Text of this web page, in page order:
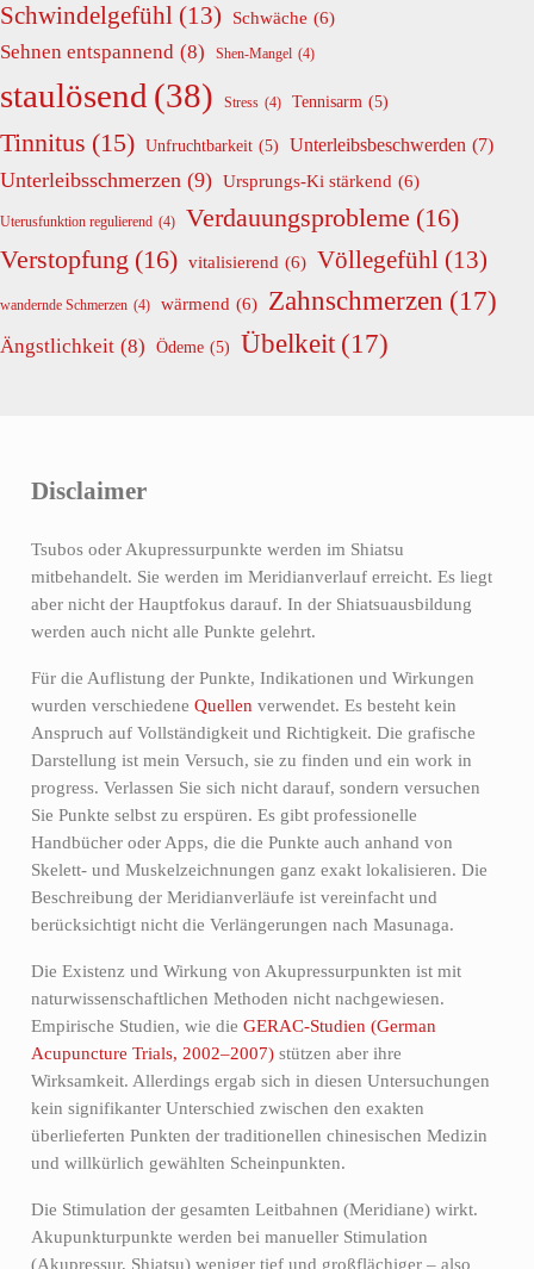
Schwindelgefühl (13) Schwäche (6)
Sehnen entspannend (8) Shen-Mangel (4)
staulösend (38) Stress (4) Tennisarm (5)
Tinnitus (15) Unfruchtbarkeit (5) Unterleibsbeschwerden (7)
Unterleibsschmerzen (9) Ursprungs-Ki stärkend (6)
Uterusfunktion regulierend (4) Verdauungsprobleme (16)
Verstopfung (16) vitalisierend (6) Völlegefühl (13)
wandernde Schmerzen (4) wärmend (6) Zahnschmerzen (17)
Ängstlichkeit (8) Ödeme (5) Übelkeit (17)
Disclaimer
Tsubos oder Akupressurpunkte werden im Shiatsu
mitbehandelt. Sie werden im Meridianverlauf erreicht. Es liegt
aber nicht der Hauptfokus darauf. In der Shiatsuausbildung
werden auch nicht alle Punkte gelehrt.
Für die Auflistung der Punkte, Indikationen und Wirkungen
wurden verschiedene Quellen verwendet. Es besteht kein
Anspruch auf Vollständigkeit und Richtigkeit. Die grafische
Darstellung ist mein Versuch, sie zu finden und ein work in
progress. Verlassen Sie sich nicht darauf, sondern versuchen
Sie Punkte selbst zu erspüren. Es gibt professionelle
Handbücher oder Apps, die die Punkte auch anhand von
Skelett- und Muskelzeichnungen ganz exakt lokalisieren. Die
Beschreibung der Meridianverläufe ist vereinfacht und
berücksichtigt nicht die Verlängerungen nach Masunaga.
Die Existenz und Wirkung von Akupressurpunkten ist mit
naturwissenschaftlichen Methoden nicht nachgewiesen.
Empirische Studien, wie die GERAC-Studien (German
Acupuncture Trials, 2002–2007)stützen aber ihre
Wirksamkeit. Allerdings ergab sich in diesen Untersuchungen
kein signifikanter Unterschied zwischen den exakten
überlieferten Punkten der traditionellen chinesischen Medizin
und willkürlich gewählten Scheinpunkten.
Die Stimulation der gesamten Leitbahnen (Meridiane) wirkt.
Akupunkturpunkte werden bei manueller Stimulation
(Akupressur, Shiatsu) weniger tief und großflächiger – also